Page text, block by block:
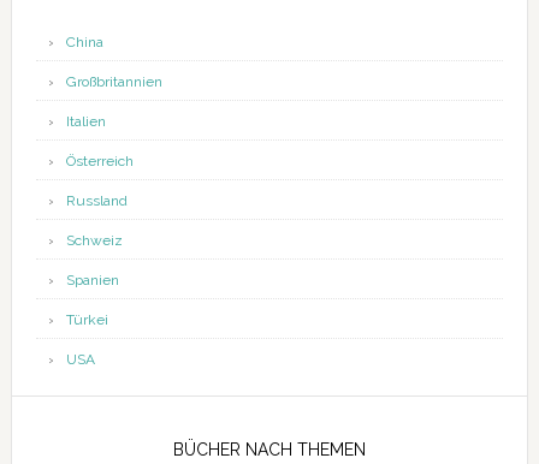
China
Großbritannien
Italien
Österreich
Russland
Schweiz
Spanien
Türkei
USA
BÜCHER NACH THEMEN